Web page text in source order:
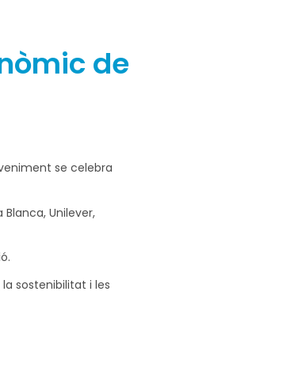
de
se celebra
Unilever,
sostenibilitat i les